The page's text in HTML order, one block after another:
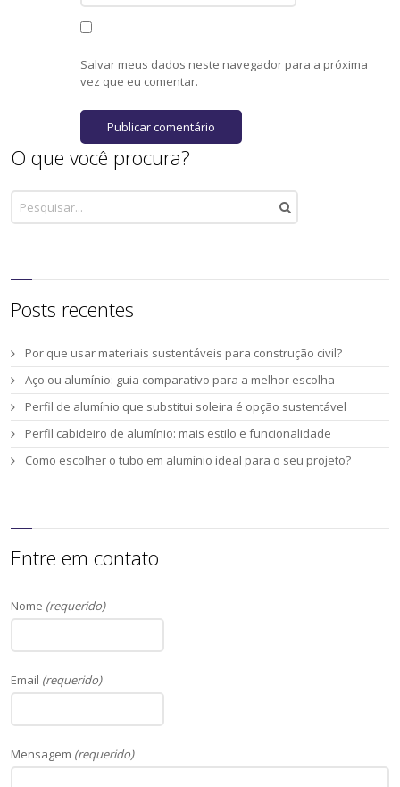
Salvar meus dados neste navegador para a próxima
vez que eu comentar.
O que você procura?
Posts recentes
Por que usar materiais sustentáveis para construção civil?
Aço ou alumínio: guia comparativo para a melhor escolha
Perfil de alumínio que substitui soleira é opção sustentável
Perfil cabideiro de alumínio: mais estilo e funcionalidade
Como escolher o tubo em alumínio ideal para o seu projeto?
Entre em contato
Nome (requerido)
Email (requerido)
Mensagem (requerido)